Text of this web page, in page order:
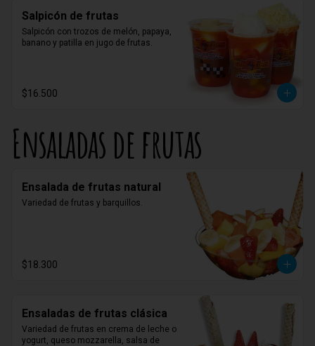
Salpicón de frutas
Salpicón con trozos de melón, papaya,
banano y patilla en jugo de frutas.
$16.500
Ensaladas de frutas
Ensalada de frutas natural
Variedad de frutas y barquillos.
$18.300
Ensaladas de frutas clásica
Variedad de frutas en crema de leche o
yogurt, queso mozzarella, salsa de